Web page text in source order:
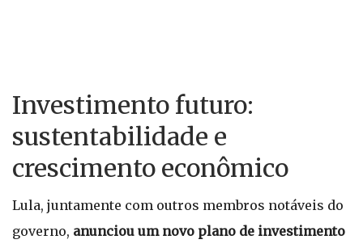
Investimento futuro:
sustentabilidade e
crescimento econômico
Lula, juntamente com outros membros notáveis do
governo, anunciou um novo plano de investimento